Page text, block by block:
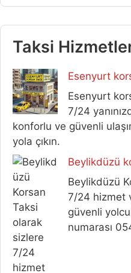
Taksi
Esenyurt
Esenyurt
7/24
konforlu ve güvenli
yola çıkın.
Beylikdüzü
Beylikdüzü
7/24 hizmet
güvenli
numarası